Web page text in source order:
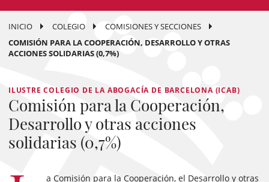
INICIO COLEGIO
COMISIONES Y SECCIONES
COMISIÓN PARA LA COOPERACIÓN, DESARROLLO Y OTRAS
ACCIONES SOLIDARIAS (0,7%)
ILUSTRE COLEGIO DE LA ABOGACÍA DE BARCELONA (ICAB)
Comisión para la Cooperación,
Desarrollo y otras acciones
solidarias (0,7%)
a Comisión para la Cooperación, el Desarrollo y otras